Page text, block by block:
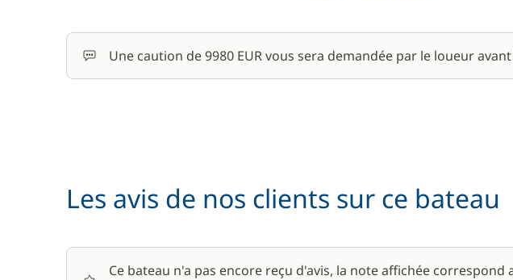
Skipper (repas non inclus)
Une caution de 9980 EUR vous sera demandée par le loueur
Les avis de nos clients sur ce bateau
Ce bateau n'a pas encore reçu d'avis, la note affichée correspond